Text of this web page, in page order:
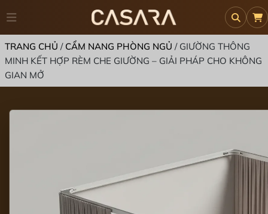
TRANG CHỦ / CẨM NANG PHÒNG NGỦ / GIƯỜNG THÔNG
MINH KẾT HỢP RÈM CHE GIƯỜNG – GIẢI PHÁP CHO KHÔNG
GIAN MỞ